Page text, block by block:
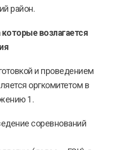
район.
которые возлагается
и проведением
оргкомитетом в
1.
соревнований